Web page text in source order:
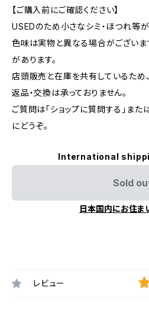
【ご購入前にご確認ください】
USEDのため小さなシミ・ほつれ等
色味は実物と異なる場合がございま
があります。
店頭販売と在庫を共有しているため
返品・交換は承っておりません。
ご質問は「ショップに質問する」ま
にどうぞ。
International
Sold
日本国内にお住ま
レビュー